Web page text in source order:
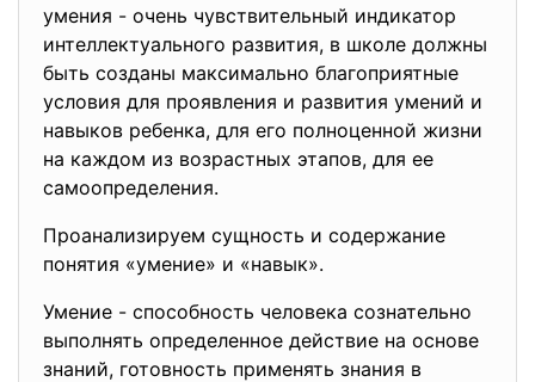
умения - очень чувствительный индикатор
интеллектуального развития, в школе должны
быть созданы максимально благоприятные
условия для проявления и развития умений и
навыков ребенка, для его полноценной жизни
на каждом из возрастных этапов, для ее
самоопределения.
Проанализируем сущность и содержание
понятия «умение» и «навык».
Умение - способность человека сознательно
выполнять определенное действие на основе
знаний, готовность применять знания в